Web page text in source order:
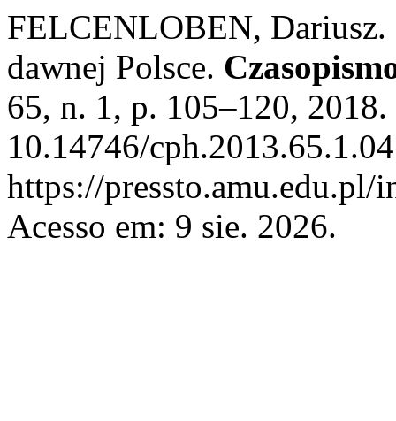
FELCENLOBEN,
dawnej Polsce.
65, n. 1, p. 105–120,
10.14746/
https://
Acesso em: 9 sie. 2026.